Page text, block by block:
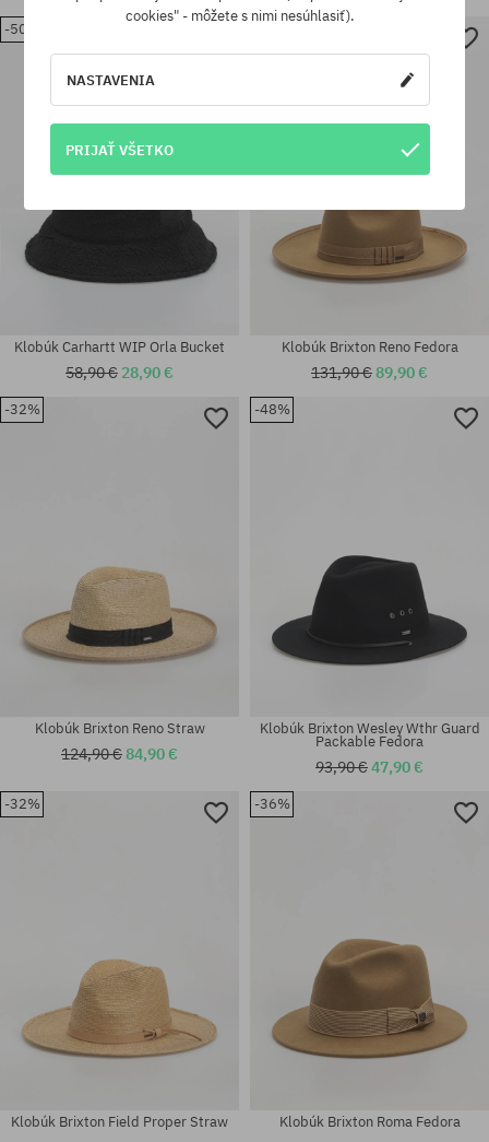
Dostupné veľkosti:
Dostupné veľkosti:
-50%
Klobúk Carhartt WIP Orla Bucket
58,90 € 28,90 €
Klobúk Brixton Reno Fedora
131,90 €89,90 €
-32%
Klobúk Brixton Reno Straw
124,90 €84,90 €
-48%
Klobúk Brixton Wesley Wthr Guard
Packable Fedora
93,90 €47,90 €
-32%
Klobúk Brixton Field Proper Straw
-36%
Klobúk Brixton Roma Fedora
cookies" - môžete s nimi nesúhlasiť).
NASTAVENIA
PRIJAŤ VŠETKO